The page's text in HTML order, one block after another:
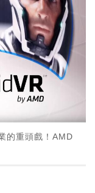
的重頭戲！AMD